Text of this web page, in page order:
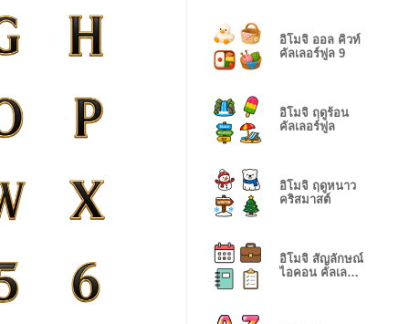
อิโมจิ ออล คิวท์
คัลเลอร์ฟูล 9
อิโมจิ ฤดูร้อน
คัลเลอร์ฟูล
อิโมจิ ฤดูหนาว
คริสมาสต์
อิโมจิ สัญลักษณ์
ไอคอน คัลเลอร์